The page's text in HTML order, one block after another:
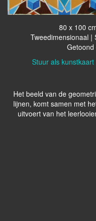
80 x 100
Tweedimensionaal |
Getoond
Stuur als
Het beeld van de
lijnen, komt samen met
uitvoert van het